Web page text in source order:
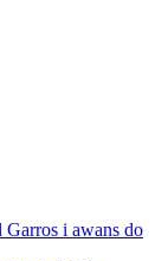
i awans do